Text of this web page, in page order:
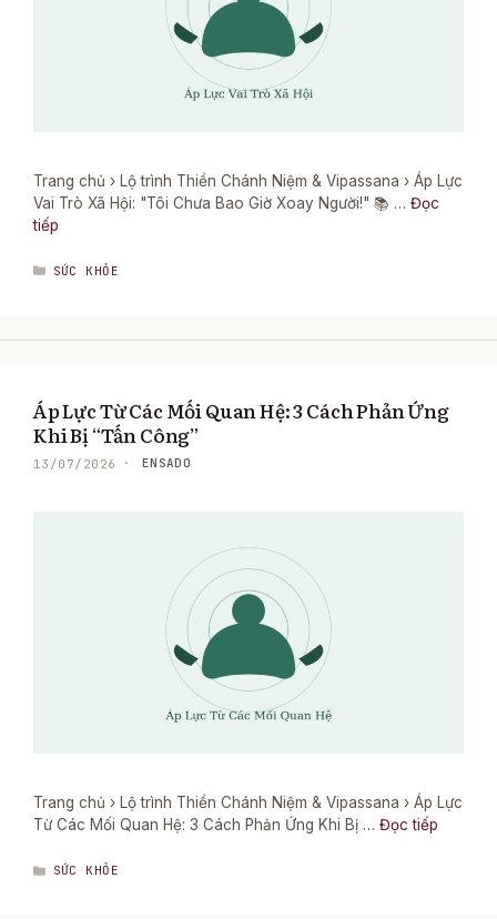
Trang chủ › Lộ trình Thiền Chánh Niệm & Vipassana › Áp Lực
Vai Trò Xã Hội: "Tôi Chưa Bao Giờ Xoay Người!" 📚 … Đọc
tiếp
DANH
SỨC KHỎE
Áp Lực Từ Các Mối Quan Hệ: 3 Cách Phản Ứng
Khi Bị “Tấn Công”
13/07/2026 ENSADO
Trang chủ › Lộ trình Thiền Chánh Niệm & Vipassana › Áp Lực
Từ Các Mối Quan Hệ: 3 Cách Phản Ứng Khi Bị … Đọc tiếp
DANH
SỨC KHỎE